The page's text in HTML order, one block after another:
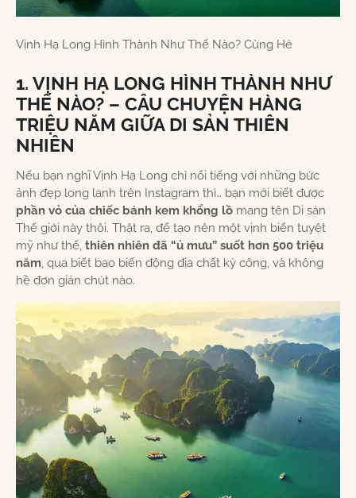
Vịnh Hạ Long Hình Thành Như Thế Nào? Cùng Hẻ
1. VỊNH HẠ LONG HÌNH THÀNH NHƯ
THẾ NÀO? – CÂU CHUYỆN HÀNG
TRIỆU NĂM GIỮA DI SẢN THIÊN
NHIÊN
Nếu bạn nghĩ Vịnh Hạ Long chỉ nổi tiếng với những bức
ảnh đẹp long lanh trên Instagram thì… bạn mới biết được
phần vỏ của chiếc bánh kem khổng lồ mang tên Di sản
Thế giới này thôi. Thật ra, để tạo nên một vịnh biển tuyệt
mỹ như thế, thiên nhiên đã “ủ mưu” suốt hơn 500 triệu
năm, qua biết bao biến động địa chất kỳ công, và không
hề đơn giản chút nào.